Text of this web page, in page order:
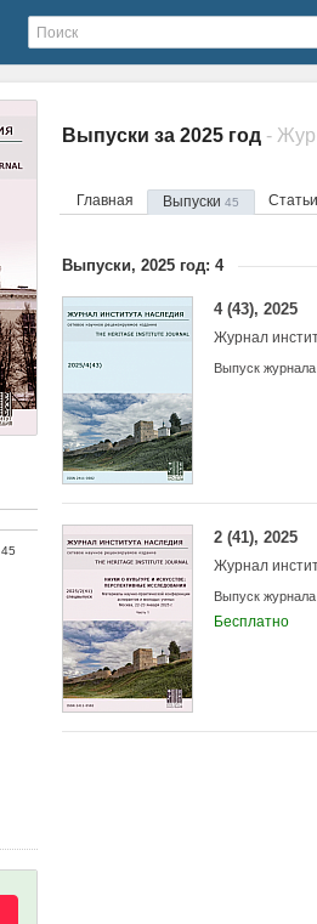
45
Выпуски за 2025 год -
Главная Выпуски 45
Выпуски, 2025 год: 4
4 (43), 2025
Журнал
Выпуск журнала
2 (41), 2025
Журнал
Выпуск журнала
Бесплатно